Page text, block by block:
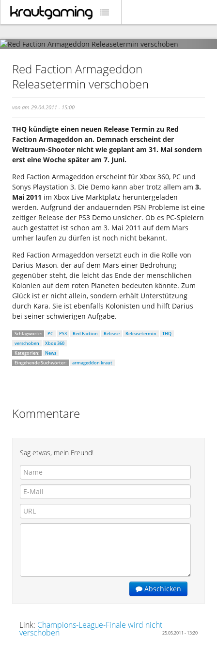
Red Faction Armageddon
Releasetermin verschoben
von am 29.04.2011 - 15:00
THQ kündigte einen neuen Release Termin zu Red
Faction Armageddon an. Demnach erscheint der
Weltraum-Shooter nicht wie geplant am 31. Mai sondern
erst eine Woche später am 7. Juni.
Red Faction Armageddon erscheint für Xbox 360, PC und
Sonys Playstation 3. Die Demo kann aber trotz allem am 3.
Mai 2011 im Xbox Live Marktplatz heruntergeladen
werden. Aufgrund der andauernden PSN Probleme ist eine
zeitiger Release der PS3 Demo unsicher. Ob es PC-Spielern
auch gestattet ist schon am 3. Mai 2011 auf dem Mars
umher laufen zu dürfen ist noch nicht bekannt.
Red Faction Armageddon versetzt euch in die Rolle von
Darius Mason, der auf dem Mars einer Bedrohung
gegenüber steht, die leicht das Ende der menschlichen
Kolonien auf dem roten Planeten bedeuten könnte. Zum
Glück ist er nicht allein, sondern erhält Unterstützung
durch Kara. Sie ist ebenfalls Kolonisten und hilft Darius
bei seiner schwierigen Aufgabe.
Schlagworte: PC PS3 Red Faction Release Releasetermin
THQ
verschoben
Xbox 360
Kategorien:
News
Eingehende Suchwörter:
armageddon kraut
Kommentare
Sag etwas, mein Freund!
Abschicken
Link: Champions-League-Finale wird nicht
verschoben 25.05.2011 - 13:20